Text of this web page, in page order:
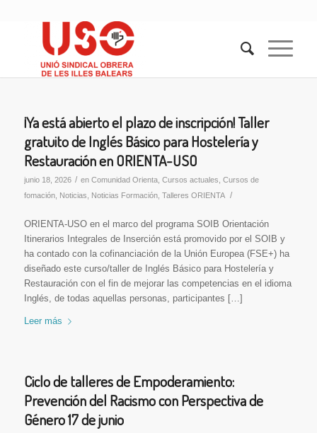
¡Ya está abierto el plazo de inscripción! Taller
gratuito de Inglés Básico para Hostelería y
Restauración en ORIENTA-USO
junio 18, 2026 / en Comunidad Orienta, Cursos actuales Cursos de
fomación, Noticias Noticias Formación, Talleres ORIENTA /
ORIENTA-USO en el marco del programa SOIB Orientación
Itinerarios Integrales de Inserción está promovido por el SOIB y
ha contado con la cofinanciación de la Unión Europea (FSE+) ha
diseñado este curso/taller de Inglés Básico para Hostelería y
Restauración con el fin de mejorar las competencias en el idioma
Inglés, de todas aquellas personas, participantes […]
Leer más
Ciclo de talleres de Empoderamiento:
Prevención del Racismo con Perspectiva de
Género 17 de junio